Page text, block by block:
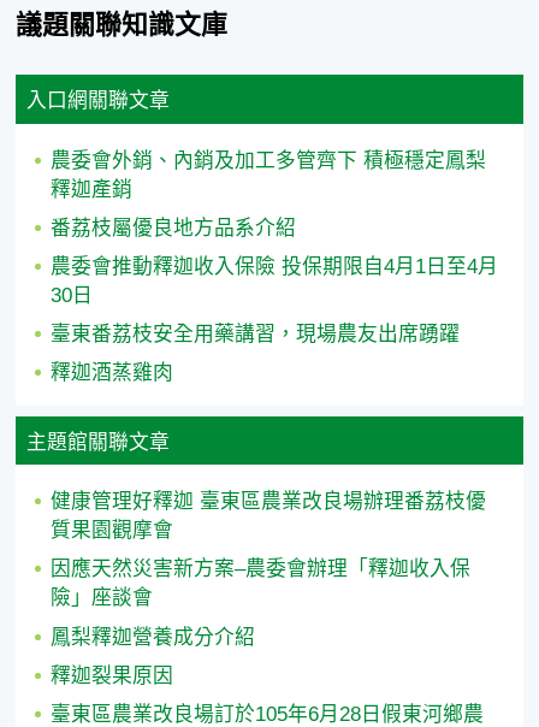
議題關聯知識文庫
入口網關聯文章
農委會外銷、內銷及加工多管齊下 積極穩定鳳梨
釋迦產銷
番荔枝屬優良地方品系介紹
農委會推動釋迦收入保險 投保期限自4月1日至4月
30日
臺東番荔枝安全用藥講習，現場農友出席踴躍
釋迦酒蒸雞肉
主題館關聯文章
健康管理好釋迦 臺東區農業改良場辦理番荔枝優
質果園觀摩會
因應天然災害新方案–農委會辦理「釋迦收入保
險」座談會
鳳梨釋迦營養成分介紹
釋迦裂果原因
臺東區農業改良場訂於105年6月28日假東河鄉農